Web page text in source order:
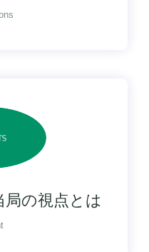
局の視点とは